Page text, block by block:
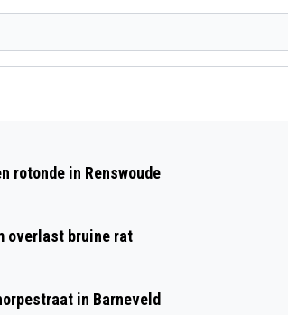
rotonde in Renswoude
overlast bruine rat
in Barneveld